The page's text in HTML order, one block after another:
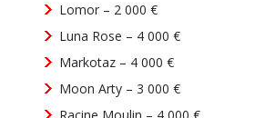
Lomor – 2 000 €
Luna Rose – 4 000 €
Markotaz – 4 000 €
Moon Arty – 3 000 €